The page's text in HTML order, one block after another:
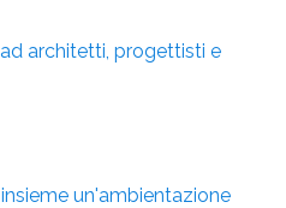
architetti, progettisti e
un'ambientazione